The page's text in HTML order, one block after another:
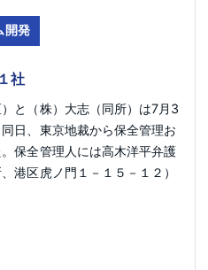
開発
社
）と（株）大志（同所）は7月3
日、東京地裁から保全管理お
保全管理人には高木洋平弁護
港区虎ノ門１－１５－１２）